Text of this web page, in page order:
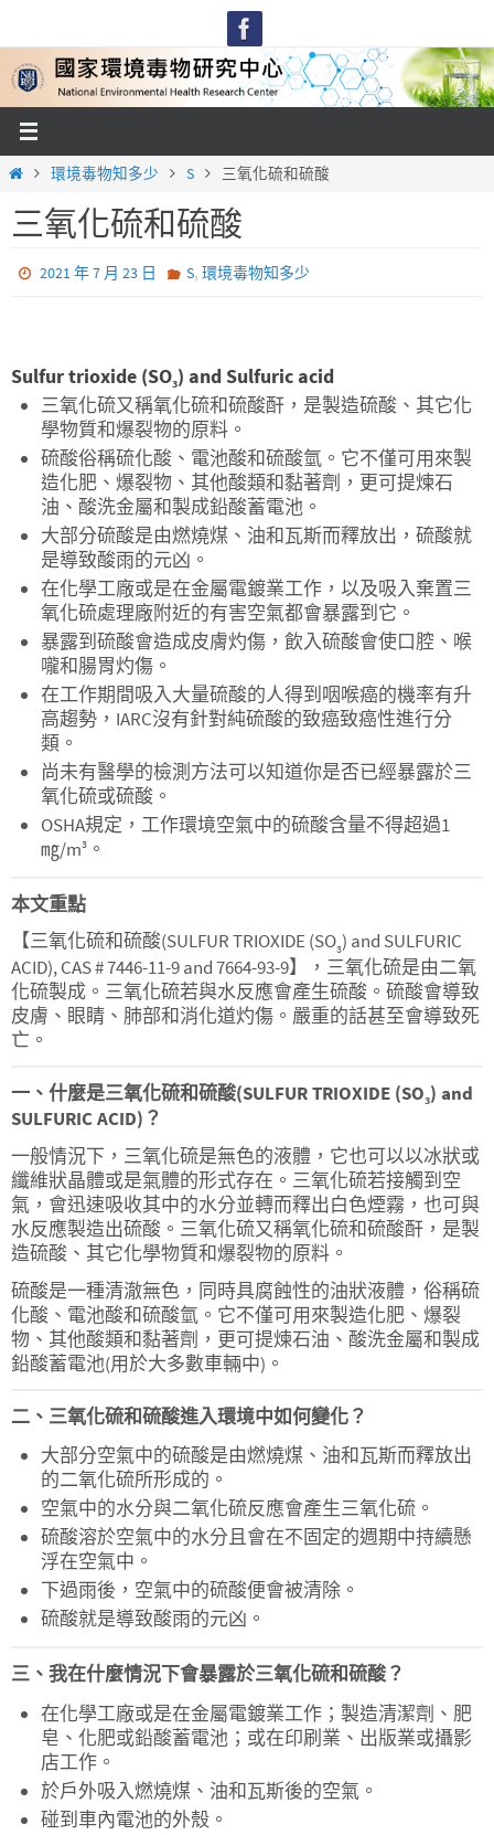
content
Home環境毒物知多少 S 三氧化硫和硫酸
三氧化硫和硫酸
2021 年 7 月 23 日 S, 環境毒物知多少
Sulfur trioxide (SO3) and Sulfuric acid
三氧化硫又稱氧化硫和硫酸酐，是製造硫酸、其它化
學物質和爆裂物的原料。
硫酸俗稱硫化酸、電池酸和硫酸氫。它不僅可用來製
造化肥、爆裂物、其他酸類和黏著劑，更可提煉石
油、酸洗金屬和製成鉛酸蓄電池。
大部分硫酸是由燃燒煤、油和瓦斯而釋放出，硫酸就
是導致酸雨的元凶。
在化學工廠或是在金屬電鍍業工作，以及吸入棄置三
氧化硫處理廠附近的有害空氣都會暴露到它。
暴露到硫酸會造成皮膚灼傷，飲入硫酸會使口腔、喉
嚨和腸胃灼傷。
在工作期間吸入大量硫酸的人得到咽喉癌的機率有升
高趨勢，IARC沒有針對純硫酸的致癌致癌性進行分
類。
尚未有醫學的檢測方法可以知道你是否已經暴露於三
氧化硫或硫酸。
OSHA規定，工作環境空氣中的硫酸含量不得超過1
㎎/m3 。
本文重點
【三氧化硫和硫酸(SULFUR TRIOXIDE (SO3) and SULFURIC
ACID), CAS # 7446-11-9 and 7664-93-9】，三氧化硫是由二氧
化硫製成。三氧化硫若與水反應會產生硫酸。硫酸會導致
皮膚、眼睛、肺部和消化道灼傷。嚴重的話甚至會導致死
亡。
一、什麼是三氧化硫和硫酸(SULFUR TRIOXIDE (SO3) and
SULFURIC ACID)？
一般情況下，三氧化硫是無色的液體，它也可以以冰狀或
纖維狀晶體或是氣體的形式存在。三氧化硫若接觸到空
氣，會迅速吸收其中的水分並轉而釋出白色煙霧，也可與
水反應製造出硫酸。三氧化硫又稱氧化硫和硫酸酐，是製
造硫酸、其它化學物質和爆裂物的原料。
硫酸是一種清澈無色，同時具腐蝕性的油狀液體，俗稱硫
化酸、電池酸和硫酸氫。它不僅可用來製造化肥、爆裂
物、其他酸類和黏著劑，更可提煉石油、酸洗金屬和製成
鉛酸蓄電池(用於大多數車輛中)。
二、三氧化硫和硫酸進入環境中如何變化？
大部分空氣中的硫酸是由燃燒煤、油和瓦斯而釋放出
的二氧化硫所形成的。
空氣中的水分與二氧化硫反應會產生三氧化硫。
硫酸溶於空氣中的水分且會在不固定的週期中持續懸
浮在空氣中。
下過雨後，空氣中的硫酸便會被清除。
硫酸就是導致酸雨的元凶。
三、我在什麼情況下會暴露於三氧化硫和硫酸？
在化學工廠或是在金屬電鍍業工作；製造清潔劑、肥
皂、化肥或鉛酸蓄電池；或在印刷業、出版業或攝影
店工作。
於戶外吸入燃燒煤、油和瓦斯後的空氣。
碰到車內電池的外殼。